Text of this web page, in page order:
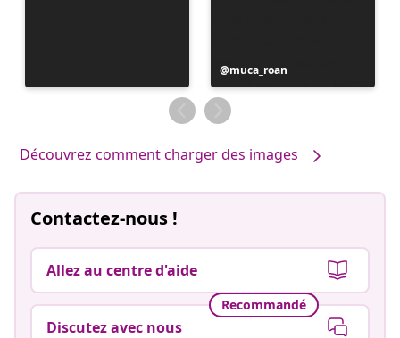
Publication
publiée
par
muca_roan
Découvrez comment charger des images
Contactez-nous !
Allez au centre d'aide
Recommandé
Discutez avec nous